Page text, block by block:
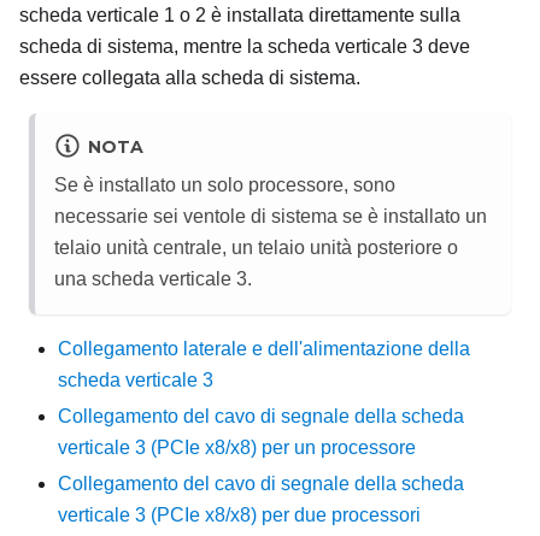
scheda verticale 1 o 2 è installata direttamente sulla
scheda di sistema, mentre la scheda verticale 3 deve
essere collegata alla scheda di sistema.
NOTA
Se è installato un solo processore, sono
necessarie sei ventole di sistema se è installato un
telaio unità centrale, un telaio unità posteriore o
una scheda verticale 3.
Collegamento laterale e dell'alimentazione della
scheda verticale 3
Collegamento del cavo di segnale della scheda
verticale 3 (PCIe x8/x8) per un processore
Collegamento del cavo di segnale della scheda
verticale 3 (PCIe x8/x8) per due processori